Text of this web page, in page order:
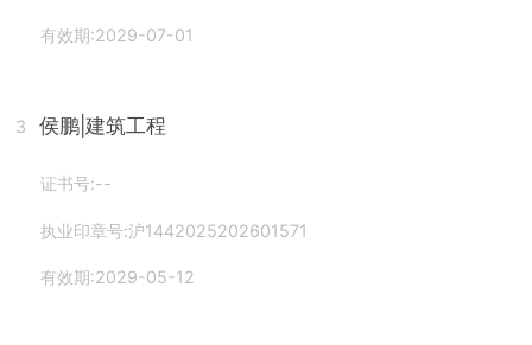
有效期:2029-07-01
3 侯鹏 |建筑工程
证书号:--
执业印章号:沪1442025202601571
有效期:2029-05-12